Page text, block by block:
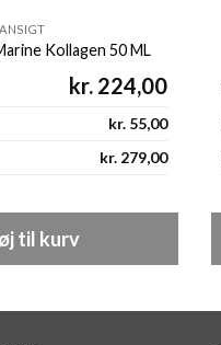
ANSIGT
Kollagen 50 ML
kr. 224,00
kr. 55,00
kr. 279,00
til kurv